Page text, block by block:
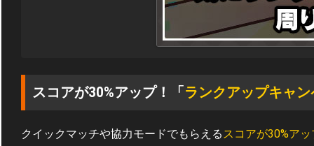
スコアが30%アップ！「 ランクアップキャ
クイックマッチや協力モードでもらえるスコアが30%アッ